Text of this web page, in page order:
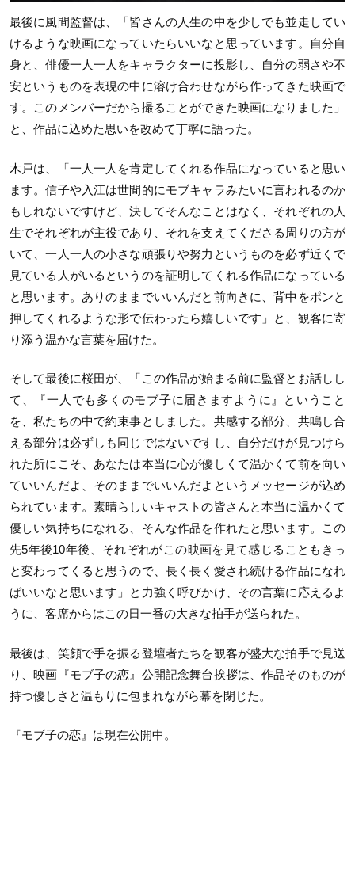
最後に風間監督は、「皆さんの人生の中を少しでも並走してい
けるような映画になっていたらいいなと思っています。自分自
身と、俳優一人一人をキャラクターに投影し、自分の弱さや不
安というものを表現の中に溶け合わせながら作ってきた映画で
す。このメンバーだから撮ることができた映画になりました」
と、作品に込めた思いを改めて丁寧に語った。
木戸は、「一人一人を肯定してくれる作品になっていると思い
ます。信子や入江は世間的にモブキャラみたいに言われるのか
もしれないですけど、決してそんなことはなく、それぞれの人
生でそれぞれが主役であり、それを支えてくださる周りの方が
いて、一人一人の小さな頑張りや努力というものを必ず近くで
見ている人がいるというのを証明してくれる作品になっている
と思います。ありのままでいいんだと前向きに、背中をポンと
押してくれるような形で伝わったら嬉しいです」と、観客に寄
り添う温かな言葉を届けた。
そして最後に桜田が、「この作品が始まる前に監督とお話しし
て、『一人でも多くのモブ子に届きますように』ということ
を、私たちの中で約束事としました。共感する部分、共鳴し合
える部分は必ずしも同じではないですし、自分だけが見つけら
れた所にこそ、あなたは本当に心が優しくて温かくて前を向い
ていいんだよ、そのままでいいんだよというメッセージが込め
られています。素晴らしいキャストの皆さんと本当に温かくて
優しい気持ちになれる、そんな作品を作れたと思います。この
先5年後10年後、それぞれがこの映画を見て感じることもきっ
と変わってくると思うので、長く長く愛され続ける作品になれ
ばいいなと思います」と力強く呼びかけ、その言葉に応えるよ
うに、客席からはこの日一番の大きな拍手が送られた。
最後は、笑顔で手を振る登壇者たちを観客が盛大な拍手で見送
り、映画『モブ子の恋』公開記念舞台挨拶は、作品そのものが
持つ優しさと温もりに包まれながら幕を閉じた。
『モブ子の恋』は現在公開中。